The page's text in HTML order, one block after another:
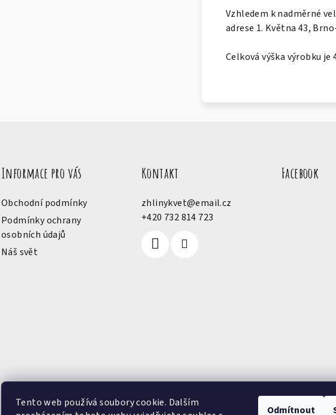
Tento web používá soubory cookie. Dalším
Odmítnout
Vzhledem k nadměrné
adrese 1. Května 43,
Celková výška výrobku je
Informace pro vás
Obchodní podmínky
Podmínky ochrany
osobních údajů
Náš svět
Kontakt
zhlinykvet@email.cz
+420 732 814 723
Facebook